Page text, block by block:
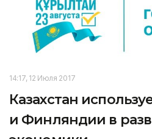
14:17, 12 Июля 2017
Казахстан
и Финляндии в